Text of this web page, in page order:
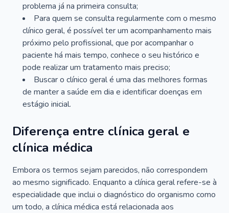
problema já na primeira consulta;
Para quem se consulta regularmente com o mesmo
clínico geral, é possível ter um acompanhamento mais
próximo pelo profissional, que por acompanhar o
paciente há mais tempo, conhece o seu histórico e
pode realizar um tratamento mais preciso;
Buscar o clínico geral é uma das melhores formas
de manter a saúde em dia e identificar doenças em
estágio inicial.
Diferença entre clínica geral e
clínica médica
Embora os termos sejam parecidos, não correspondem
ao mesmo significado. Enquanto a clínica geral refere-se à
especialidade que inclui o diagnóstico do organismo como
um todo, a clínica médica está relacionada aos